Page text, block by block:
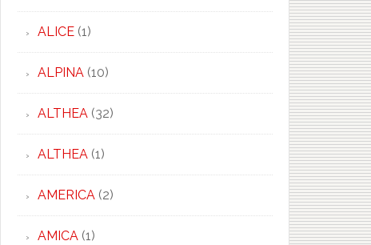
ALICE(1)
ALPINA(10)
ALTHEA(32)
ALTHEA(1)
AMERICA(2)
AMICA(1)